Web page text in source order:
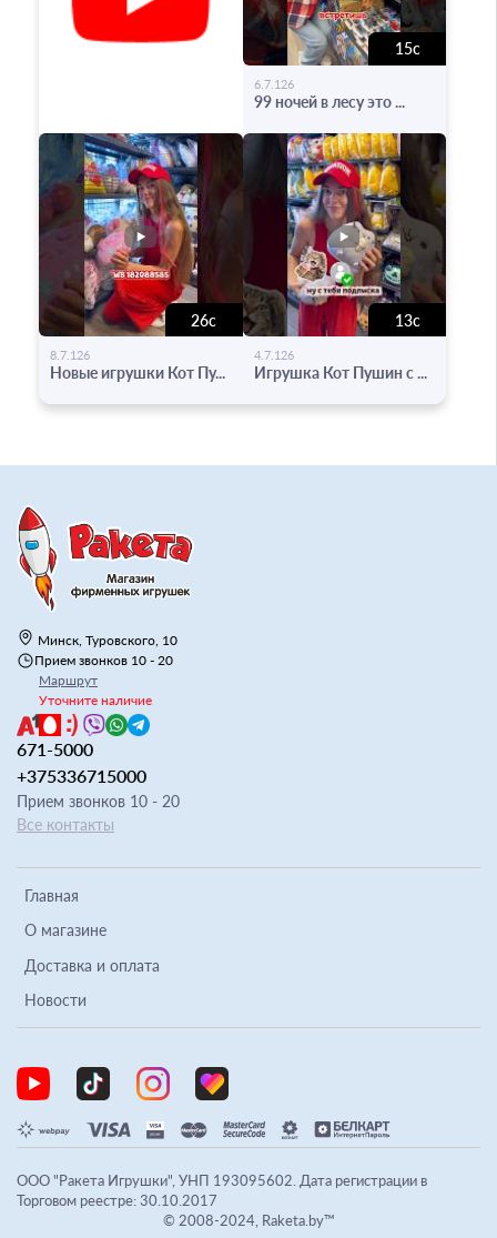
15с
6.7.126
99 ночей в лесу это ...
26с
8.7.126
Новые игрушки Кот Пу...
13с
4.7.126
Игрушка Кот Пушин с ...
Главная
О магазине
Доставка и оплата
Новости
Минск, Туровского, 10
Прием звонков 10 - 20
Маршрут
Уточните наличие
671-5000
+375336715000
Прием звонков 10 - 20
Все контакты
ООО "Ракета Игрушки", УНП 193095602. Дата регистрации в
Торговом реестре: 30.10.2017
© 2008-2024, Raketa.by™